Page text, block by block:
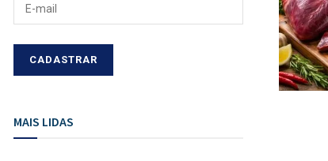
MAIS LIDAS